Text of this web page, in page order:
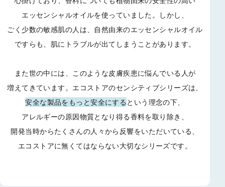
エッセンシャルオイルを使っていました。
しかし、
ごく少数の敏感肌の人は、自然由来のエッセンシャルオイル
ですらも、 肌にトラブルが出てしまうことがあります。
また世の中には、このような皮膚疾患に悩んでいる人が
増えてきています。 エコストアのセンシティブシリーズは、
安全な製品をもっと安全にする という理念の下、
アレルギーの原因物質となり得る香料を取り除き、
開発当時からたくさんの人々から反響をいただいている、
エコストアに無くてはならない大切なシリーズです。